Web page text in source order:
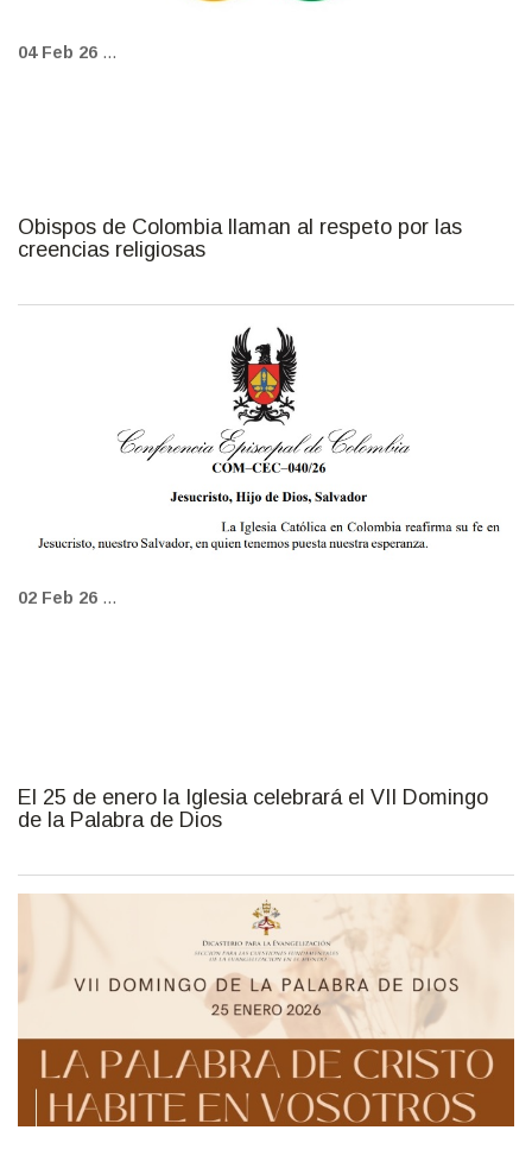
04 Feb 26 ...
Obispos de Colombia llaman al respeto por las
creencias religiosas
02 Feb 26 ...
El 25 de enero la Iglesia celebrará el VII Domingo
de la Palabra de Dios
El 25 de enero la Iglesia celebrará el VII Domingo de la Palabra de